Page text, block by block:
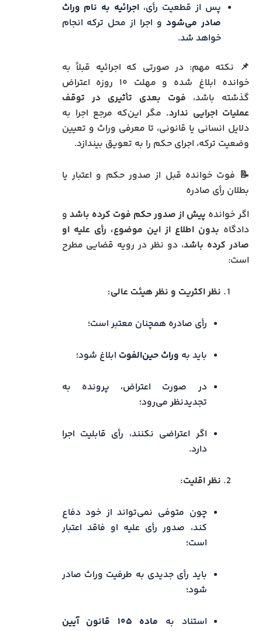
پس از قطعیت رأی، اجرائیه به نام وراث
صادر می‌شود و اجرا از محل ترکه انجام
خواهد شد.
📌 نکته مهم: در صورتی که اجرائیه قبلاً به
خوانده ابلاغ شده و مهلت ۱۰ روزه اعتراض
گذشته باشد، فوت بعدی تأثیری در توقف
عملیات اجرایی ندارد. مگر این‌که مرجع اجرا به
دلایل انسانی یا قانونی، تا معرفی وراث و تعیین
وضعیت ترکه، اجرای حکم را به تعویق بیندازد.
📝 فوت خوانده قبل از صدور حکم و اعتبار یا
بطلان رأی صادره
اگر خوانده پیش از صدور حکم فوت کرده باشد و
دادگاه بدون اطلاع از این موضوع، رأی علیه او
صادر کرده باشد، دو نظر در رویه قضایی مطرح
است:
نظر اکثریت و نظر هیئت عالی:
رأی صادره همچنان معتبر است؛
باید به وراث حین‌الفوت ابلاغ شود؛
در صورت اعتراض، پرونده به
تجدیدنظر می‌رود؛
اگر اعتراضی نکنند، رأی قابلیت اجرا
دارد.
نظر اقلیت:
چون متوفی نمی‌تواند از خود دفاع
کند، صدور رأی علیه او فاقد اعتبار
است؛
باید رأی جدیدی به طرفیت وراث صادر
شود؛
استناد به
ماده ۱۰۵ قانون آیین